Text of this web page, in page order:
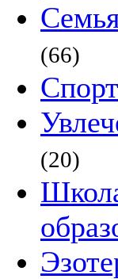
(66)
Спорт
(20)